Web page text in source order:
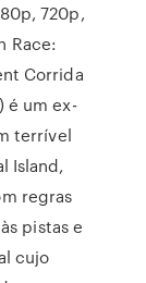
720p,
Race:
Corrida
é um ex-
terrível
Island,
regras
pistas e
cujo